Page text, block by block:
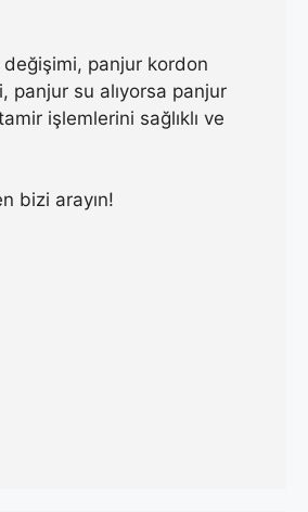
panjur kordon
panjur su alıyorsa panjur
işlemlerini sağlıklı ve
bizi arayın!